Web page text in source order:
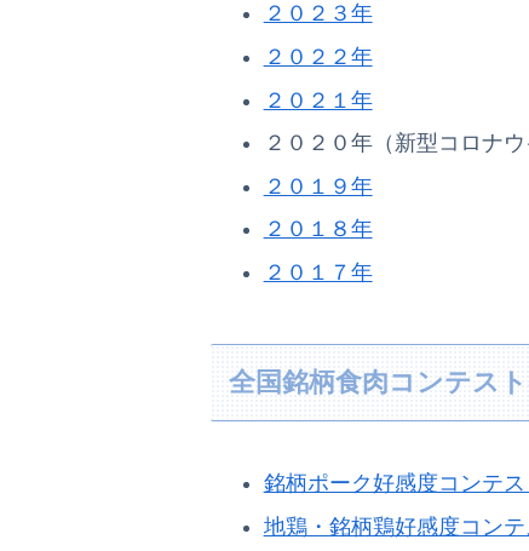
２０２３年
２０２２年
２０２１年
２０２０年（新型コロナ
２０１９年
２０１８年
２０１７年
全国銘柄食肉コンテス
銘柄ポーク好感度コンテ
地鶏・銘柄鶏好感度コン